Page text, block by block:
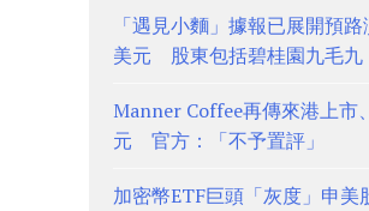
「遇見小麵」據報已展開預
美元 股東包括碧桂園九毛九
Manner Coffee再傳來港上市
元 官方：「不予置評」
加密幣ETF巨頭「灰度」申美